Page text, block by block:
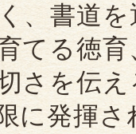
、書道
てる徳育
さを伝
に発揮